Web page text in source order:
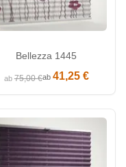
Bellezza 1445
ab75,00 €ab 41,25 €